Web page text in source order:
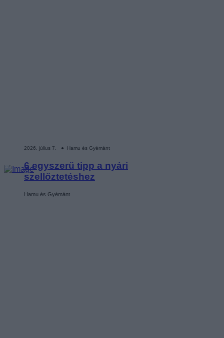
2026. július 7. ● Hamu és Gyémánt
6 egyszerű tipp a nyári
szellőztetéshez
Hamu és Gyémánt